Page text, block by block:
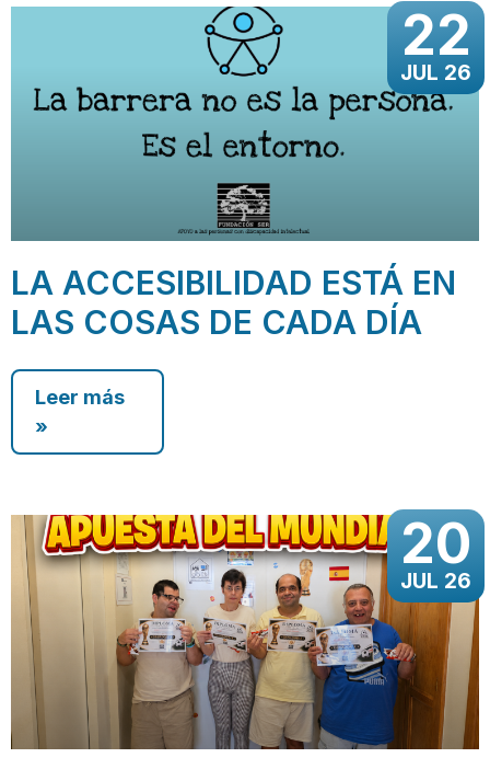
22
JUL 26
LA ACCESIBILIDAD ESTÁ EN
LAS COSAS DE CADA DÍA
Leer más
»
20
JUL 26